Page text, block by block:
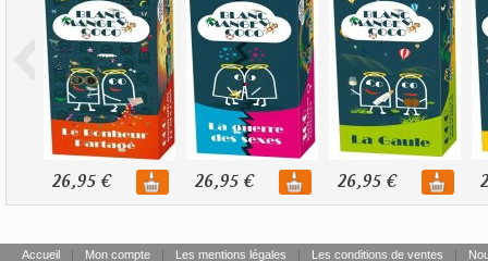
26,95 € 26,95 € 26,95 €
Accueil | Mon compte | Les mentions légales | Les conditions de ventes |